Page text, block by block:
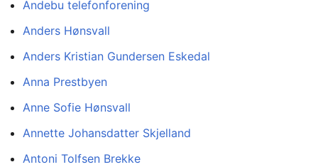
Andebu telefonforening
Anders Hønsvall
Anders Kristian Gundersen Eskedal
Anna Prestbyen
Anne Sofie Hønsvall
Annette Johansdatter Skjelland
Antoni Tolfsen Brekke